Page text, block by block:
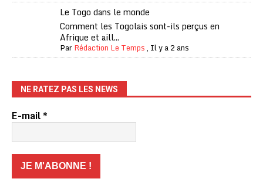
Le Togo dans le monde
Comment les Togolais sont-ils perçus en
Afrique et aill...
ParRédaction Le Temps, Il y a 2 ans
NE RATEZ PAS LES NEWS
E-mail*